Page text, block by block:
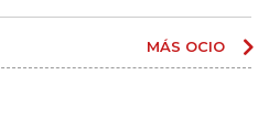
MÁS OCIO